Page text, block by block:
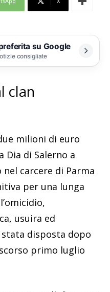
su Google
consigliate
clan
milioni di euro
Dia di Salerno a
carcere di Parma
per una lunga
usuira ed
stata disposta dopo
primo luglio